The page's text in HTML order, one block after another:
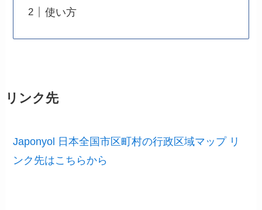
使い方
リンク先
Japonyol 日本全国市区町村の行政区域マップ リ
ンク先はこちらから